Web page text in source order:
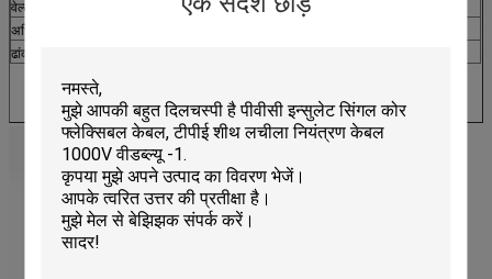
वेल्टेज रेटिंग
600 वी
अधिकतम कंडक्टर डीसी प्रतिरोध
ढांकता हुआ ताकत एसी